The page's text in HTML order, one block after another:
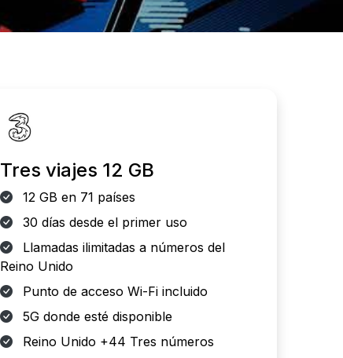
Tres viajes 12 GB
12 GB en 71 países
30 días desde el primer uso
Llamadas ilimitadas a números del
Reino Unido
Punto de acceso Wi-Fi incluido
5G donde esté disponible
Reino Unido +44 Tres números